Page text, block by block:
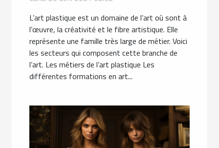
L’art plastique est un domaine de l’art où sont à
l’œuvre, la créativité et le fibre artistique. Elle
représente une famille très large de métier. Voici
les secteurs qui composent cette branche de
l’art. Les métiers de l’art plastique Les
différentes formations en art...